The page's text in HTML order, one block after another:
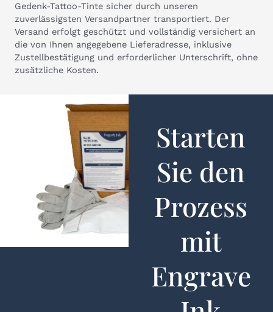
Gedenk-Tattoo-Tinte sicher durch unseren
zuverlässigsten Versandpartner transportiert. Der
Versand erfolgt geschützt und vollständig versichert an
die von Ihnen angegebene Lieferadresse, inklusive
Zustellbestätigung und erforderlicher Unterschrift, ohne
zusätzliche Kosten.
Starten
Sie den
Prozess
mit
Engrave